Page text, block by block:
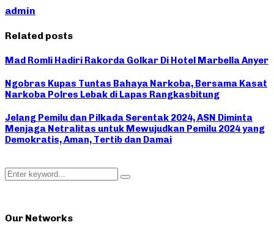
admin
Related posts
Mad Romli Hadiri Rakorda Golkar Di Hotel Marbella Anyer
Ngobras Kupas Tuntas Bahaya Narkoba, Bersama Kasat
Narkoba Polres Lebak di Lapas Rangkasbitung
Jelang Pemilu dan Pilkada Serentak 2024, ASN Diminta
Menjaga Netralitas untuk Mewujudkan Pemilu 2024 yang
Demokratis, Aman, Tertib dan Damai
Search
for:
Search
Our Networks